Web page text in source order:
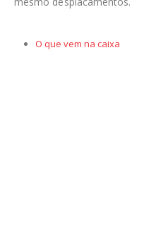
O que vem na caixa